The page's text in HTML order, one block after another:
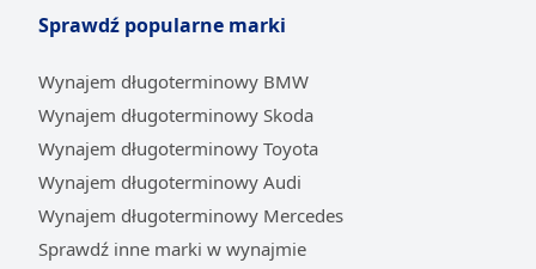
Sprawdź popularne marki
Wynajem długoterminowy BMW
Wynajem długoterminowy Skoda
Wynajem długoterminowy Toyota
Wynajem długoterminowy Audi
Wynajem długoterminowy Mercedes
Sprawdź inne marki w wynajmie